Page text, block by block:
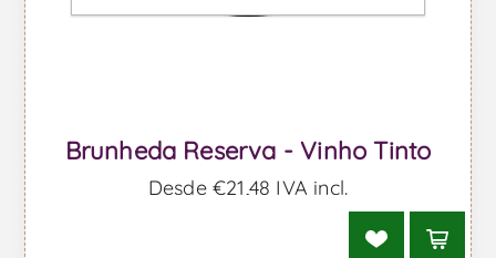
Brunheda Reserva - Vinho Tinto
Desde €21,48 IVA incl.